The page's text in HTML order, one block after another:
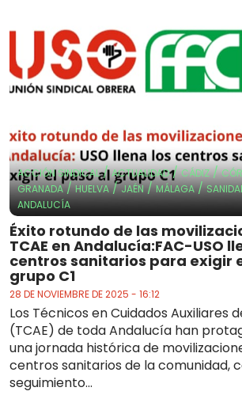
ACCIÓN SINDICAL/ACTUALIDAD/CÁDIZ/
GRANADA/HUELVA/JAÉN/MÁLAGA/
ANDALUCÍA
Éxito rotundo de las
TCAE en Andalucía:FAC-USO
centros sanitarios para exigir
grupo C1
28 DE NOVIEMBRE DE 2025 - 16:12
Los Técnicos en Cuidados Auxiliares
(TCAE) de toda Andalucía han
una jornada histórica de
centros sanitarios de la comunidad,
seguimiento...